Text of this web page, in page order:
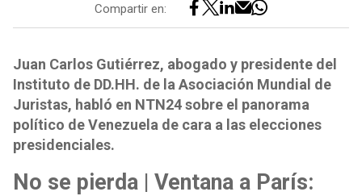
Compartir en:
Juan Carlos Gutiérrez, abogado y presidente del
Instituto de DD.HH. de la Asociación Mundial de
Juristas, habló en NTN24 sobre el panorama
político de Venezuela de cara a las elecciones
presidenciales.
No se pierda | Ventana a París: